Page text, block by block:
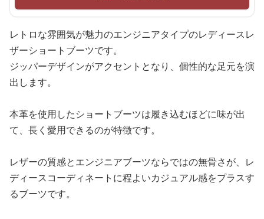
レトロな雰囲気が魅力のエンジニアタイプのレディースレ
ザーショートブーツです。
ジッパーデザインがアクセントとなり、個性的な足元を演
出します。
本革を使用したショートブーツは履き込むほどに味が出
て、長く愛用できるのが特徴です。
レザーの質感とエンジニアブーツならではの無骨さが、レ
ディースコーディネートに程よいカジュアル感をプラスす
るブーツです。